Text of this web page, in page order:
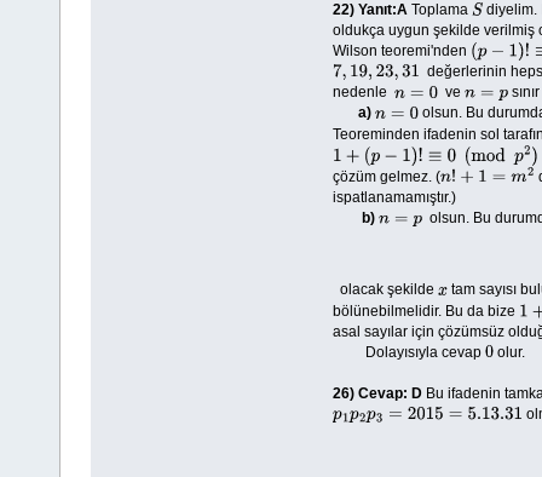
22) Yanıt:A Toplama S diyelim.
oldukça uygun şekilde verilmiş
Wilson teoremi'nden (p− 1) ≡ −1 (
7,19,23,31
değerlerinin
nedenle n=0 ve n= p
a) n=0
olsun. Bu
Teoreminden ifadenin sol
1+(p − 1) !≡0(modp 2)
çözüm gelmez. (n!+ 1= m 2
ispatlanamamıştır.)
b) n= p olsun. Bu
olacak şekilde x tam sayısı
bölünebilmelidir. Bu da bize 1+
asal sayılar için çözümsüz
Dolayısıyla cevap 0 olur.
26) Cevap: DBu ifadenin
p1p2p3 =2015=5.13 .31